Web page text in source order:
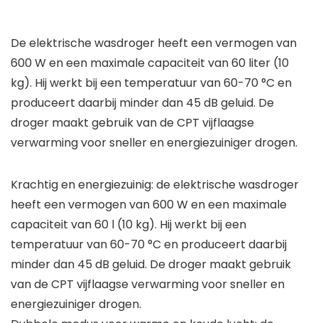
De elektrische wasdroger heeft een vermogen van
600 W en een maximale capaciteit van 60 liter (10
kg). Hij werkt bij een temperatuur van 60-70 °C en
produceert daarbij minder dan 45 dB geluid. De
droger maakt gebruik van de CPT vijflaagse
verwarming voor sneller en energiezuiniger drogen.
Krachtig en energiezuinig: de elektrische wasdroger
heeft een vermogen van 600 W en een maximale
capaciteit van 60 l (10 kg). Hij werkt bij een
temperatuur van 60-70 °C en produceert daarbij
minder dan 45 dB geluid. De droger maakt gebruik
van de CPT vijflaagse verwarming voor sneller en
energiezuiniger drogen.